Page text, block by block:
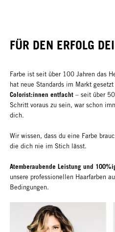
FÜR DEN ERFOLG
Farbe ist seit über 100 Jahren das
hat neue Standards im Markt gesetzt
Colorist:innen entfacht – seit über
Schritt voraus zu sein, war schon
dich.
Wir wissen, dass du eine Farbe
die dich nie im Stich lässt.
Atemberaubende Leistung und
unsere professionellen Haarfarben
Bedingungen.